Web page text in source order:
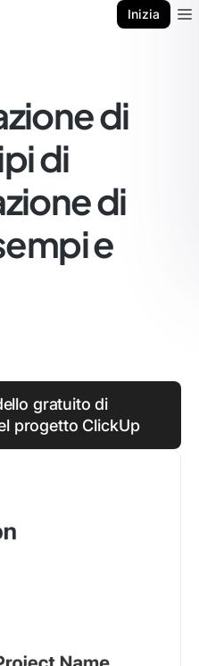
Inizia
di
di
di
e
gratuito di
progetto ClickUp